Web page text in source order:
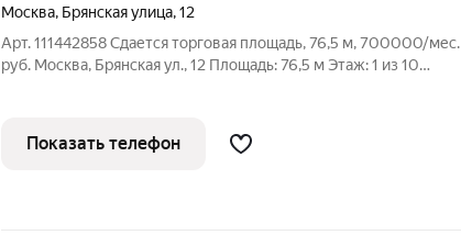
Москва, Брянская улица,12
Арт. 111442858 Сдается торговая площадь, 76,5 м, 700000/мес.
руб. Москва, Брянская ул., 12 Площадь: 76,5 м Этаж: 1 из 10
Показать телефон